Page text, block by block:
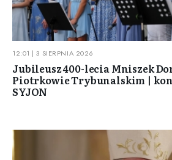
12:01 | 3 SIERPNIA 2026
Jubileusz 400-lecia Mniszek
Piotrkowie Trybunalskim |
SYJON